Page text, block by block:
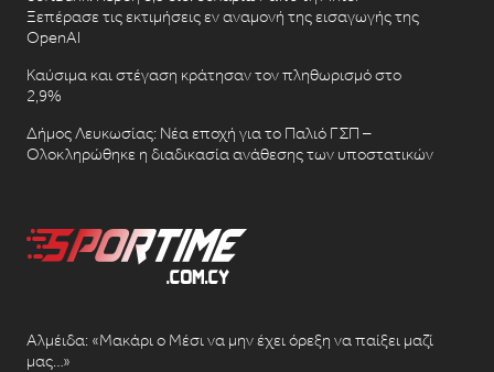
Ξεπέρασε τις εκτιμήσεις εν αναμονή της εισαγωγής της
OpenAI
Καύσιμα και στέγαση κράτησαν τον πληθωρισμό στο
2,9%
Δήμος Λευκωσίας: Νέα εποχή για το Παλιό ΓΣΠ –
Ολοκληρώθηκε η διαδικασία ανάθεσης των υποστατικών
Αλμέιδα: «Μακάρι ο Μέσι να μην έχει όρεξη να παίξει μαζί
μας…»